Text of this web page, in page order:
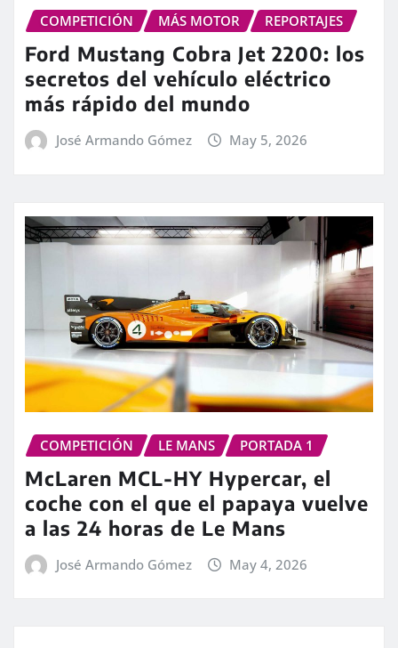
COMPETICIÓN MÁS MOTOR REPORTAJES
Ford Mustang Cobra Jet 2200: los
secretos del vehículo eléctrico
más rápido del mundo
José Armando Gómez May 5, 2026
COMPETICIÓN LE MANS PORTADA 1
McLaren MCL-HY Hypercar, el
coche con el que el papaya vuelve
a las 24 horas de Le Mans
José Armando Gómez May 4, 2026